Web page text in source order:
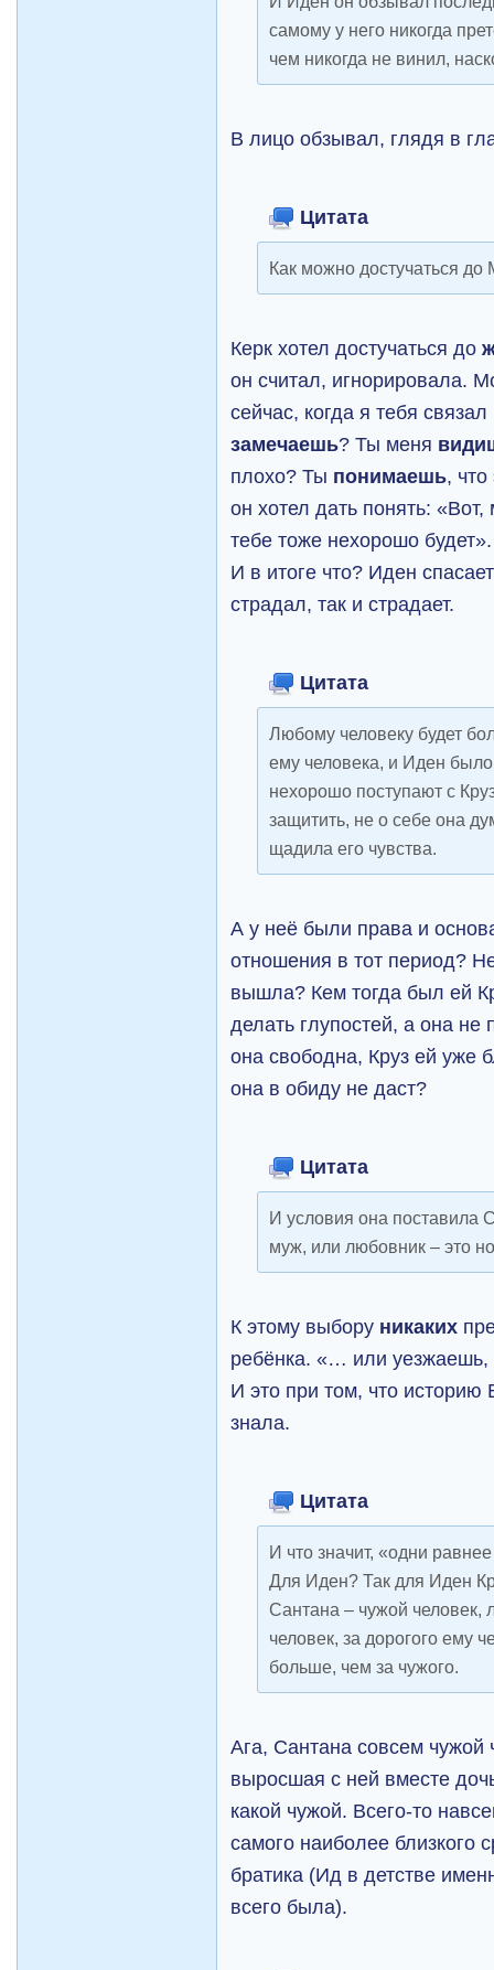
самому у него никогда
чем никогда не винил,
В лицо обзывал, глядя в
Цитата
Как можно достучаться
Керк хотел достучаться до
он считал, игнорировала.
сейчас, когда я тебя
замечаешь? Ты меня
плохо? Ты понимаешь,
он хотел дать понять:
тебе тоже нехорошо будет».
И в итоге что? Иден
страдал, так и страдает.
Цитата
Любому человеку будет
ему человека, и Иден
нехорошо поступают с
защитить, не о себе она
щадила его чувства.
А у неё были права и
отношения в тот период?
вышла? Кем тогда был ей
делать глупостей, а она
она свободна, Круз ей уже
она в обиду не даст?
Цитата
И условия она поставила
муж, или любовник – это
К этому выбору никаких
ребёнка. «… или
И это при том, что
знала.
Цитата
И что значит, «одни
Для Иден? Так для
Сантана – чужой
человек, за дорогого ему
больше, чем за чужого.
Ага, Сантана совсем чужой
выросшая с ней вместе
какой чужой. Всего-то
самого наиболее близкого
братика (Ид в детстве
всего была).